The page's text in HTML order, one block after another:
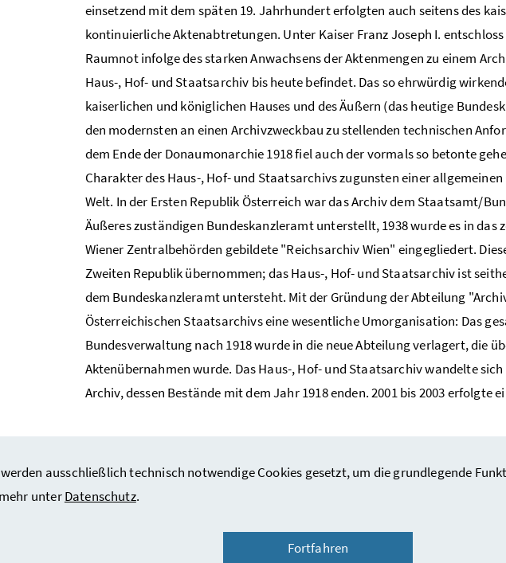
ausschließlich technisch notwendige Cookies gesetzt, um die grundlegende
unterDatenschutz.
Fortfahren
einsetzend mit dem späten 19. Jahrhundert erfolgten auch seitens des
kontinuierliche Aktenabtretungen. Unter Kaiser Franz Joseph I.
Raumnot infolge des starken Anwachsens der Aktenmengen zu einem
Haus-, Hof- und Staatsarchiv bis heute befindet. Das so ehrwürdig
kaiserlichen und königlichen Hauses und des Äußern (das heutige
den modernsten an einen Archivzweckbau zu stellenden technischen
dem Ende der Donaumonarchie 1918 fiel auch der vormals so betonte
Charakter des Haus-, Hof- und Staatsarchivs zugunsten einer
Welt. In der Ersten Republik Österreich war das Archiv dem Staatsamt/
Äußeres zuständigen Bundeskanzleramt unterstellt, 1938 wurde es in das
Wiener Zentralbehörden gebildete "Reichsarchiv Wien" eingegliedert.
Zweiten Republik übernommen; das Haus-, Hof- und Staatsarchiv ist
dem Bundeskanzleramt untersteht. Mit der Gründung der Abteilung
Österreichischen Staatsarchivs eine wesentliche Umorganisation: Das
Bundesverwaltung nach 1918 wurde in die neue Abteilung verlagert, die
Aktenübernahmen wurde. Das Haus-, Hof- und Staatsarchiv wandelte
Archiv, dessen Bestände mit dem Jahr 1918 enden. 2001 bis 2003 erfolgte
Datenschutzinformation / Barrierefreiheitserklärung